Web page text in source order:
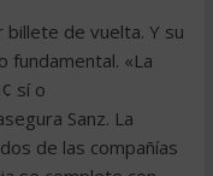
billete de vuelta. Y su
fundamental. «La
sí o
Sanz. La
de las compañías